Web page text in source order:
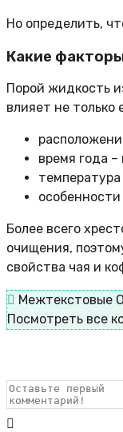
Но определить,
Какие
Порой жидкость
влияет не только
время года
Более всего
очищения,
свойства чая и
Межтекстовые
Посмотреть все